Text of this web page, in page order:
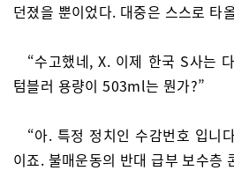
던졌을 뿐이었다. 대중은 스스로 타
“수고했네, X. 이제 한국 S사는
텀블러 용량이 503ml는 뭔가?”
“아. 특정 정치인 수감번호 입니
이죠. 불매운동의 반대 급부 보수층